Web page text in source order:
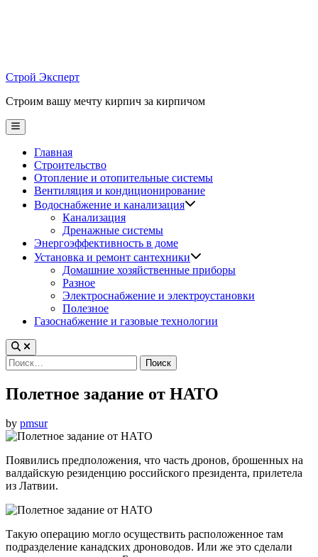
Строй Эксперт
Строим вашу мечту кирпич за кирпичом
Main
Menu
Главная
Строительство
Отопление и отопительные системы
Вентиляция и кондиционирование
Водоснабжение и канализация
Канализация
Дренажные системы
Энергоэффективность в доме
Установка и ремонт сантехники
Домашние хозяйственные приборы
Разное
Электроснабжение и электроустановки
Полезное
Газоснабжение и газовые технологии
Найти:
Полетное задание от НАТО
by pmsur
Появились предположения, что часть дронов, брошенных на
валдайскую резиденцию российского президента, прилетела
из Латвии.
Такую операцию могло осуществить расположенное там
подразделение канадских дроноводов. Или же это сделали